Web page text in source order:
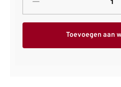
Toevoegen aan